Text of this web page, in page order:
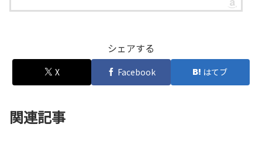
シェアする
X Facebook はてブ
関連記事